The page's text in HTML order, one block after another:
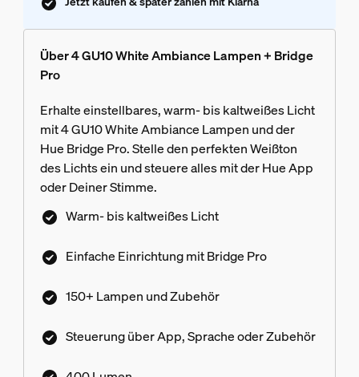
Über 4 GU10 White Ambiance Lampen + Bridge
Pro
Erhalte einstellbares, warm- bis kaltweißes Licht
mit 4 GU10 White Ambiance Lampen und der
Hue Bridge Pro. Stelle den perfekten Weißton
des Lichts ein und steuere alles mit der Hue App
oder Deiner Stimme.
Warm- bis kaltweißes Licht
Einfache Einrichtung mit Bridge Pro
150+ Lampen und Zubehör
Steuerung über App, Sprache oder Zubehör